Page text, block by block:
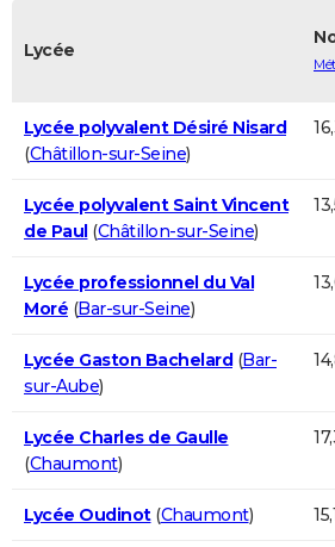
Lycée
Lycée polyvalent Désiré Nisard
(Châtillon-sur-Seine)
Lycée polyvalent Saint Vincent
de Paul(Châtillon-sur-Seine)
Lycée professionnel du Val
Moré (Bar-sur-Seine)
Lycée Gaston Bachelard(Bar-
sur-Aube)
Lycée Charles de Gaulle
(Chaumont)
Lycée Oudinot(Chaumont)